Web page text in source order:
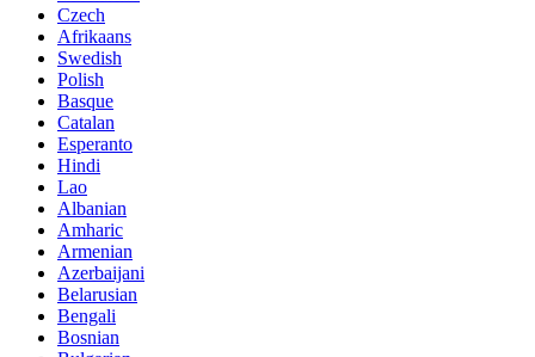
Czech
Afrikaans
Swedish
Polish
Basque
Catalan
Esperanto
Hindi
Lao
Albanian
Amharic
Armenian
Azerbaijani
Belarusian
Bengali
Bosnian